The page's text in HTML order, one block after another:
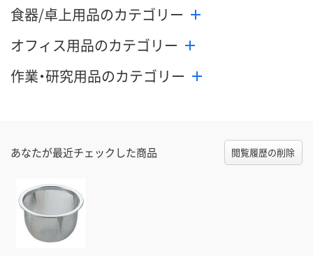
食器/卓上用品のカテゴリー
オフィス用品のカテゴリー
作業・研究用品のカテゴリー
あなたが最近チェックした商品 閲覧履歴の削除